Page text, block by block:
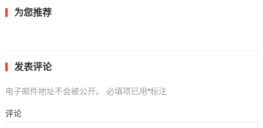
为您推荐
发表评论
电子邮件地址不会被公开。 必填项已用*标注
评论